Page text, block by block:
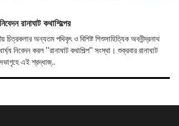
রানাঘাট কথাশিল্পের
অন্যতম পথিকৃৎ ও বিশিষ্ট শিশুসাহিত্যিক অবনীন্দ্রনাথ
নিবেদন করল ''রানাঘাট কথাশিল্প'' সংস্থা। শুক্রবার রানাঘাট
এই শ্রদ্ধাজ্..